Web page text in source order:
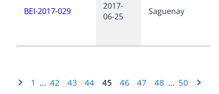
BEI-2017-029
2017-
06-25
Saguenay
1 … 42 43 44 45 46 47 48 … 50